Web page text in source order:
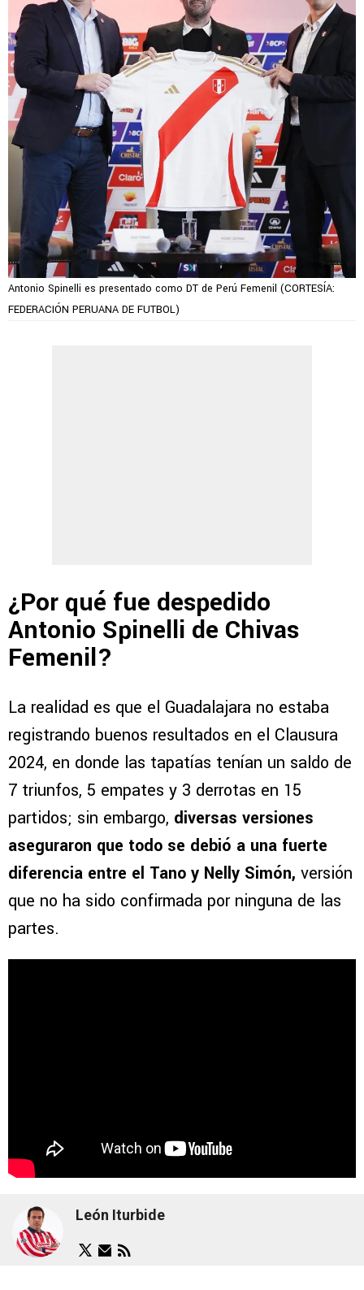
Antonio Spinelli es presentado como DT de Perú Femenil (CORTESÍA:
FEDERACIÓN PERUANA DE FUTBOL)
¿Por qué fue despedido
Antonio Spinelli de Chivas
Femenil?
La realidad es que el Guadalajara no estaba
registrando buenos resultados en el Clausura
2024, en donde las tapatías tenían un saldo de
7 triunfos, 5 empates y 3 derrotas en 15
partidos; sin embargo, diversas versiones
aseguraron que todo se debió a una fuerte
diferencia entre el Tano y Nelly Simón, versión
que no ha sido confirmada por ninguna de las
partes.
León Iturbide